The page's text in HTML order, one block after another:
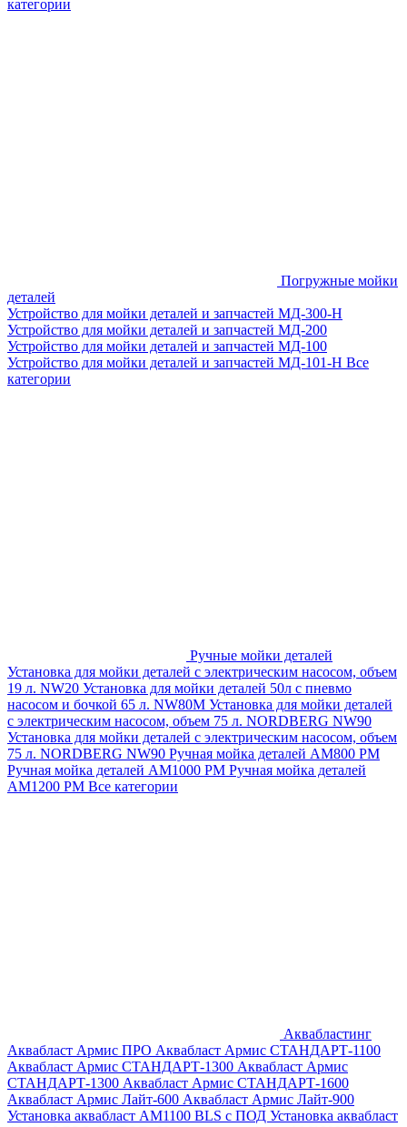
категории
Погружные мойки
деталей
Устройство для мойки деталей и запчастей МД-300-H
Устройство для мойки деталей и запчастей МД-200
Устройство для мойки деталей и запчастей МД-100
Устройство для мойки деталей и запчастей МД-101-Н Все
категории
Ручные мойки деталей
Установка для мойки деталей с электрическим насосом, объем
19 л. NW20 Установка для мойки деталей 50л с пневмо
насосом и бочкой 65 л. NW80M Установка для мойки деталей
с электрическим насосом, объем 75 л. NORDBERG NW90
Установка для мойки деталей с электрическим насосом, объем
75 л. NORDBERG NW90 Ручная мойка деталей АМ800 РМ
Ручная мойка деталей АМ1000 РМ Ручная мойка деталей
АМ1200 РМ Все категории
Аквабластинг
Аквабласт Армис ПРО Аквабласт Армис СТАНДАРТ-1100
Аквабласт Армис СТАНДАРТ-1300 Аквабласт Армис
СТАНДАРТ-1300 Аквабласт Армис СТАНДАРТ-1600
Аквабласт Армис Лайт-600 Аквабласт Армис Лайт-900
Установка аквабласт AM1100 BLS с ПОД Установка аквабласт